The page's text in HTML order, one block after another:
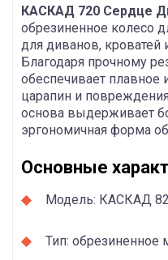
КАСКАД 720 Сердце
обрезиненное колесо
для диванов, кроватей
Благодаря прочному
обеспечивает
царапин и
основа выдерживает
эргономичная форма
Основные
Модель: КАСКАД
Тип: обрезиненное